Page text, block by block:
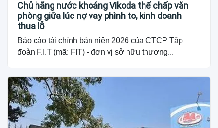
Chủ hãng nước khoáng Vikoda thế chấp văn
phòng giữa lúc nợ vay phình to, kinh doanh
thua lỗ
Báo cáo tài chính bán niên 2026 của CTCP Tập
đoàn F.I.T (mã: FIT) - đơn vị sở hữu thương...